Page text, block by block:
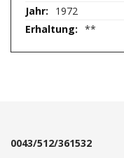
1972
**
0043/512/361532